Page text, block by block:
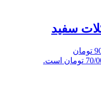
سفید
قیمت اصلی 90/000 تومان